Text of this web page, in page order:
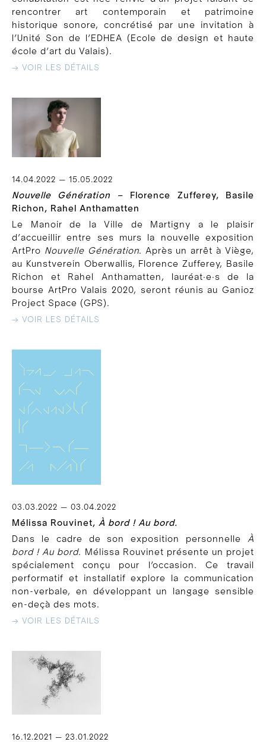
rencontrer art contemporain et patrimoine
historique sonore, concrétisé par une invitation à
l’Unité Son de l’EDHEA (Ecole de design et haute
école d’art du Valais).
→ VOIR LES DÉTAILS
14.04.2022 — 15.05.2022
Nouvelle Génération – Florence Zufferey, Basile
Richon, Rahel Anthamatten
Le Manoir de la Ville de Martigny a le plaisir
d’accueillir entre ses murs la nouvelle exposition
ArtPro Nouvelle Génération. Après un arrêt à Viège,
au Kunstverein Oberwallis, Florence Zufferey, Basile
Richon et Rahel Anthamatten, lauréat∙e∙s de la
bourse ArtPro Valais 2020, seront réunis au Ganioz
Project Space (GPS).
→ VOIR LES DÉTAILS
03.03.2022 — 03.04.2022
Mélissa Rouvinet, À bord ! Au bord.
Dans le cadre de son exposition personnelle À
bord ! Au bord. Mélissa Rouvinet présente un projet
spécialement conçu pour l’occasion. Ce travail
performatif et installatif explore la communication
non-verbale, en développant un langage sensible
en-deçà des mots.
→ VOIR LES DÉTAILS
16.12.2021 — 23.01.2022